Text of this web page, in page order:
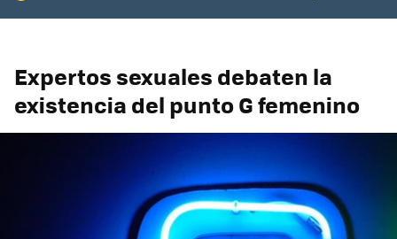
Expertos sexuales debaten la
existencia del punto G femenino